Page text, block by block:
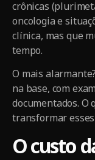
crônicas
oncologia e
clínica, mas que
tempo.
O mais
na base, com
documentados.
transformar esses
O custo